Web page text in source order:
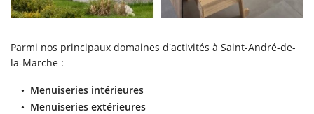
Parmi nos principaux domaines d'activités à Saint-André-de-
la-Marche :
Menuiseries intérieures
Menuiseries extérieures